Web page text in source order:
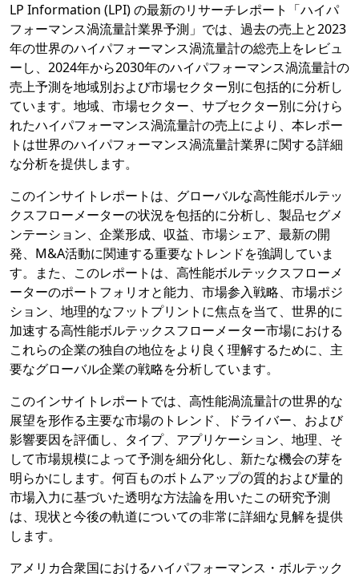
LP Information (LPI) の最新のリサーチレポート「ハイパ
フォーマンス渦流量計業界予測」では、過去の売上と2023
年の世界のハイパフォーマンス渦流量計の総売上をレビュ
ーし、2024年から2030年のハイパフォーマンス渦流量計の
売上予測を地域別および市場セクター別に包括的に分析し
ています。地域、市場セクター、サブセクター別に分けら
れたハイパフォーマンス渦流量計の売上により、本レポー
トは世界のハイパフォーマンス渦流量計業界に関する詳細
な分析を提供します。
このインサイトレポートは、グローバルな高性能ボルテッ
クスフローメーターの状況を包括的に分析し、製品セグメ
ンテーション、企業形成、収益、市場シェア、最新の開
発、M&A活動に関連する重要なトレンドを強調していま
す。また、このレポートは、高性能ボルテックスフローメ
ーターのポートフォリオと能力、市場参入戦略、市場ポジ
ション、地理的なフットプリントに焦点を当て、世界的に
加速する高性能ボルテックスフローメーター市場における
これらの企業の独自の地位をより良く理解するために、主
要なグローバル企業の戦略を分析しています。
このインサイトレポートでは、高性能渦流量計の世界的な
展望を形作る主要な市場のトレンド、ドライバー、および
影響要因を評価し、タイプ、アプリケーション、地理、そ
して市場規模によって予測を細分化し、新たな機会の芽を
明らかにします。何百ものボトムアップの質的および量的
市場入力に基づいた透明な方法論を用いたこの研究予測
は、現状と今後の軌道についての非常に詳細な見解を提供
します。
アメリカ合衆国におけるハイパフォーマンス・ボルテック